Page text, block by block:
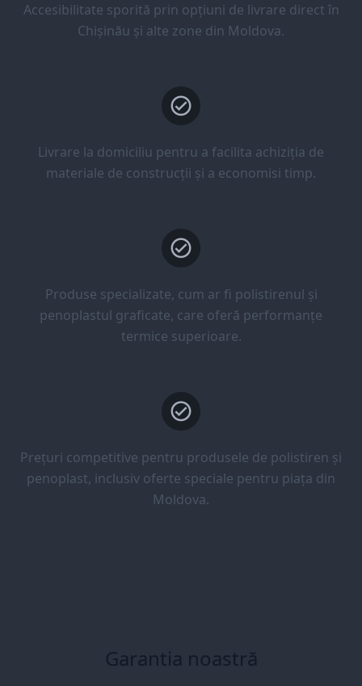
Accesibilitate sporită prin opțiuni de livrare direct în
Chișinău și alte zone din Moldova.
Livrare la domiciliu pentru a facilita achiziția de
materiale de construcții și a economisi timp.
Produse specializate, cum ar fi polistirenul și
penoplastul graficate, care oferă performanțe
termice superioare.
Prețuri competitive pentru produsele de polistiren și
penoplast, inclusiv oferte speciale pentru piața din
Moldova.
Garantia noastră